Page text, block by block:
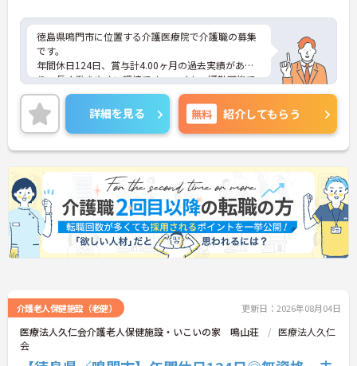
徳島県鳴門市に位置する介護医療院で介護職の募集
です。
年間休日124日、賞与計4.00ヶ月の過去実績があ
り、長く働きやすい環境です。マイカー通勤可能で
駐車場も完備されています。退職金制度もあり、安
定した就業を目指せます。
ご興味のある方には、面接対策ポイントなどさらに
詳細をお話いたしますので、お気軽にご相談くださ
い。
■ 働きやすい休日数が魅力
年間休日が充実している職場です
・年間休日124日
・夏期休暇2日
詳細を見る 無料 紹介してもらう
介護老人保健施設（老健） 更新日：2026年08月04日
医療法人久仁会介護老人保健施設・いこいの家 鳴山荘
医療法人久仁
会